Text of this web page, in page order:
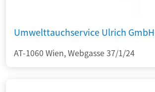
Umwelttauchservice Ulrich GmbH
AT-1060 Wien, Webgasse 37/1/24